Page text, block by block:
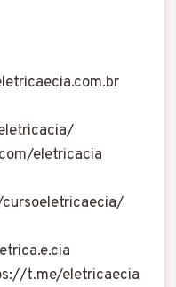
eletricacia
t.me/eletricaecia